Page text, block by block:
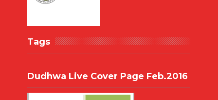
Tags
Dudhwa Live Cover Page Feb.2016